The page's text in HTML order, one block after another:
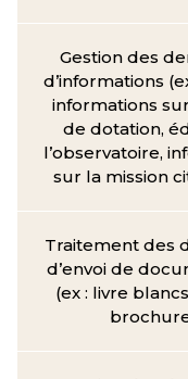
Gestion des
d’informations
informations
de dotation,
l’observatoire,
sur la mission
Traitement des
d’envoi de
(ex : livre